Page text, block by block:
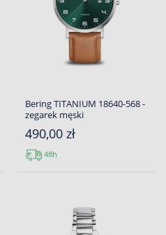
Bering TITANIUM 18640-568 -
zegarek męski
490,00 zł
48h